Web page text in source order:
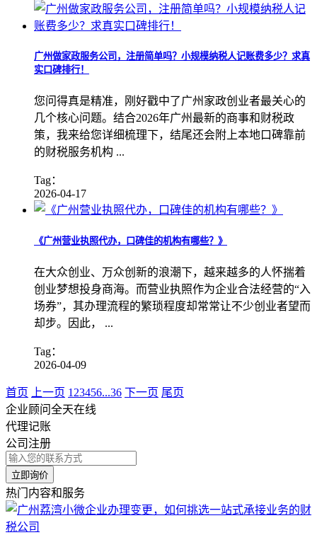
广州做家政服务公司，注册简单吗？小规模纳税人记账费多少？求真
实口碑排行！
您问得真是精准，刚好戳中了广州家政创业者最关心的
几个核心问题。结合2026年广州最新的商事和财税政
策，我来给您详细梳理下，结尾还会附上本地口碑靠前
的财税服务机构 ...
Tag：
2026-04-17
《广州营业执照代办，口碑佳的机构有哪些？》
在大众创业、万众创新的浪潮下，越来越多的人怀揣着
创业梦想投身商海。而营业执照作为企业合法经营的“入
场券”，其办理流程的繁琐程度却常常让不少创业者望而
却步。因此， ...
Tag：
2026-04-09
首页 上一页 1 23456...36 下一页 尾页
企业顾问全天在线
代理记账
公司注册
立即询价
热门内容和服务